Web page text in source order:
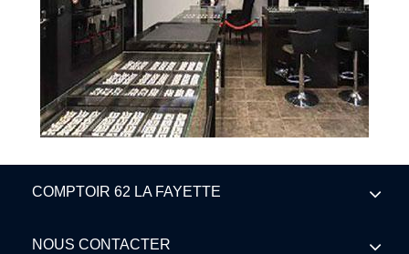
COMPTOIR 62 LA FAYETTE
NOUS CONTACTER